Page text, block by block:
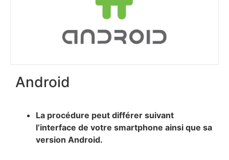
Android
La procédure peut différer suivant
l’interface de votre smartphone ainsi que sa
version Android.